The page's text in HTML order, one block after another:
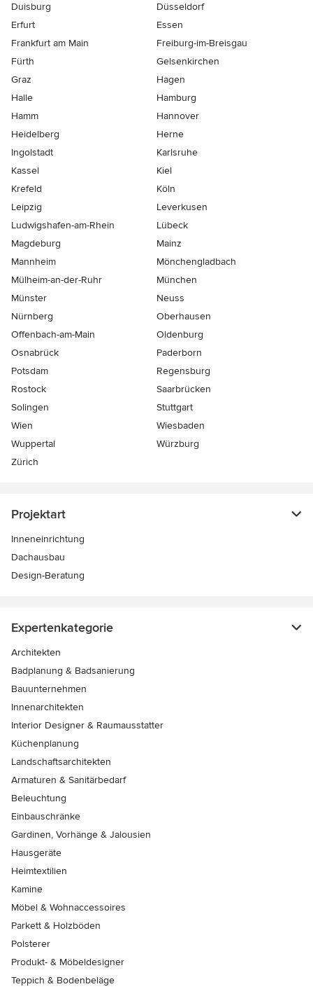
Duisburg
Düsseldorf
Erfurt
Essen
Frankfurt am Main
Freiburg-im-Breisgau
Fürth
Gelsenkirchen
Graz
Hagen
Halle
Hamburg
Hamm
Hannover
Heidelberg
Herne
Ingolstadt
Karlsruhe
Kassel
Kiel
Krefeld
Köln
Leipzig
Leverkusen
Ludwigshafen-am-Rhein
Lübeck
Magdeburg
Mainz
Mannheim
Mönchen­gladbach
Mülheim-an-der-Ruhr
München
Münster
Neuss
Nürnberg
Oberhausen
Offenbach-am-Main
Oldenburg
Osnabrück
Paderborn
Potsdam
Regensburg
Rostock
Saarbrücken
Solingen
Stuttgart
Wien
Wiesbaden
Wuppertal
Würzburg
Zürich
Projektart
Inneneinrichtung
Dachausbau
Design-Beratung
Expertenkategorie
Architekten
Badplanung & Badsanierung
Bauunternehmen
Innenarchitekten
Interior Designer & Raumausstatter
Küchenplanung
Landschaftsarchitekten
Armaturen & Sanitärbedarf
Beleuchtung
Einbauschränke
Gardinen, Vorhänge & Jalousien
Hausgeräte
Heimtextilien
Kamine
Möbel & Wohnaccessoires
Parkett & Holzböden
Polsterer
Produkt- & Möbeldesigner
Teppich & Bodenbeläge